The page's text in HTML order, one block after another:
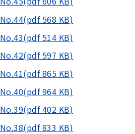
No.44(pdf 568 KB)
No.43(pdf 514 KB)
No.42(pdf 597 KB)
No.41(pdf 865 KB)
No.40(pdf 964 KB)
No.39(pdf 402 KB)
No.38(pdf 833 KB)